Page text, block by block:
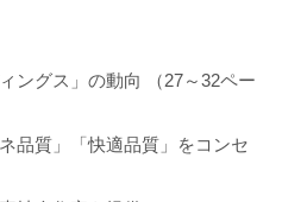
ングス」の動向 （27～32ペー
品質」「快適品質」をコンセ